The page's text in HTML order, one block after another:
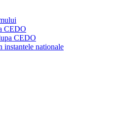
CEDO
CEDO
nationale